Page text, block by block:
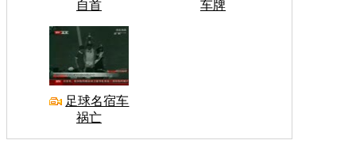
自首
车牌
足球名宿车
祸亡